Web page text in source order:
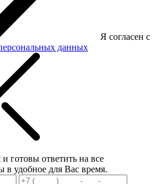
Я согласен с
данных
ответить на все
удобное для Вас время.